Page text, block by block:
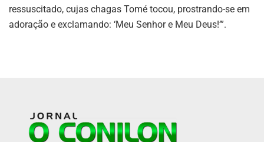
ressuscitado, cujas chagas Tomé tocou, prostrando-se em
adoração e exclamando: ‘Meu Senhor e Meu Deus!’”.